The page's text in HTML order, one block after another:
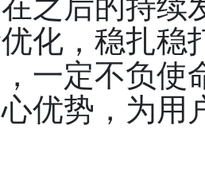
之后的持续
化，稳扎稳
一定不负使
优势，为用